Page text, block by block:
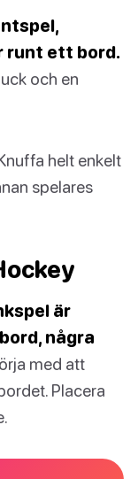
runt ett bord.
och en
helt enkelt
spelares
är
några
med att
Placera